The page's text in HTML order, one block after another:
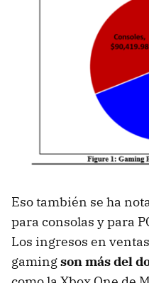
Eso también se ha
para consolas y para
Los ingresos en
gamingson más del